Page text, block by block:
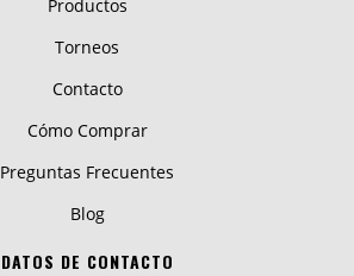
Productos
Torneos
Contacto
Cómo Comprar
Preguntas Frecuentes
Blog
DATOS DE CONTACTO